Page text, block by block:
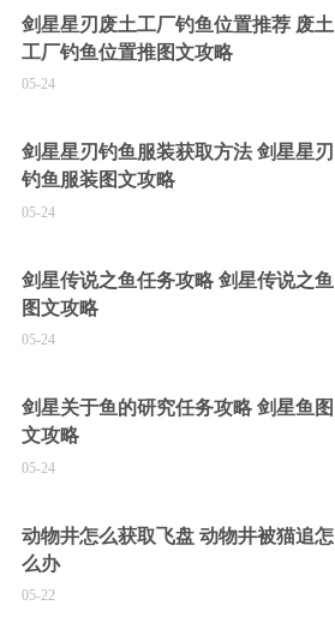
剑星星刃废土工厂钓鱼位置推荐 废土
工厂钓鱼位置推图文攻略
05-24
剑星星刃钓鱼服装获取方法 剑星星刃
钓鱼服装图文攻略
05-24
剑星传说之鱼任务攻略 剑星传说之鱼
图文攻略
05-24
剑星关于鱼的研究任务攻略 剑星鱼图
文攻略
05-24
动物井怎么获取飞盘 动物井被猫追怎
么办
05-22